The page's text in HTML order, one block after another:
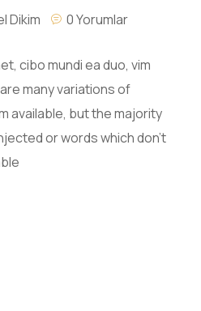
Dikim 0 Yorumlar
cibo mundi ea duo, vim
many variations of
available, but the majority
or words which don’t